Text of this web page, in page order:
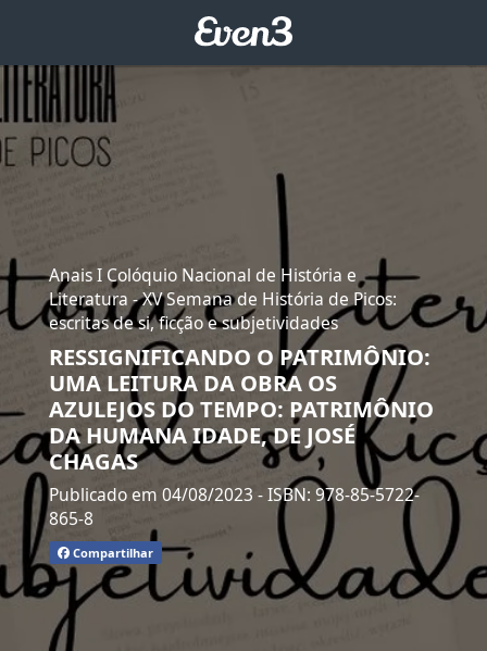
Anais I Colóquio Nacional de História e
Literatura - XV Semana de História de Picos:
escritas de si, ficção e subjetividades
RESSIGNIFICANDO O PATRIMÔNIO:
UMA LEITURA DA OBRA OS
AZULEJOS DO TEMPO: PATRIMÔNIO
DA HUMANA IDADE, DE JOSÉ
CHAGAS
Publicado em 04/08/2023 - ISBN: 978-85-5722-
865-8
Compartilhar